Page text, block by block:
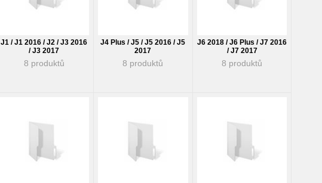
J1 / J1 2016 / J2 / J3 2016
/ J3 2017
8 produktů
J4 Plus / J5 / J5 2016 / J5
2017
8 produktů
J6 2018 / J6 Plus / J7 2016
/ J7 2017
8 produktů